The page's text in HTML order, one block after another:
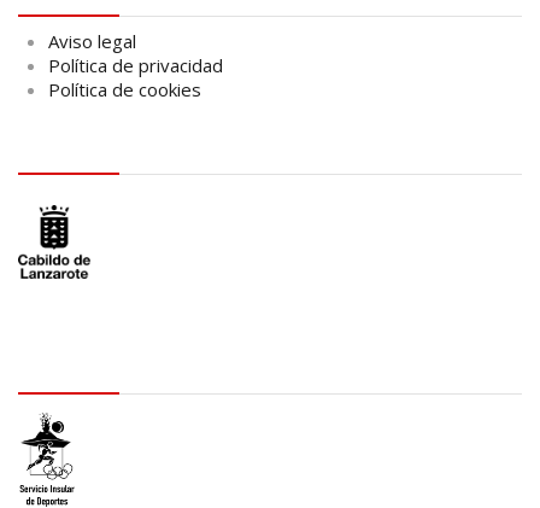
Aviso legal
Política de privacidad
Política de cookies